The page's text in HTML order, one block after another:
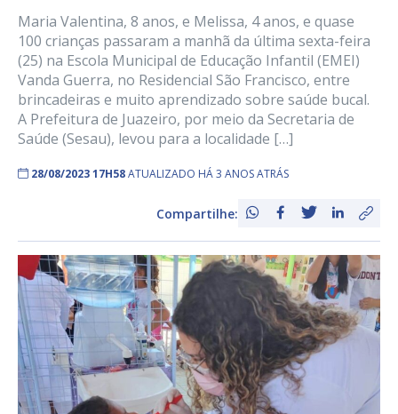
Maria Valentina, 8 anos, e Melissa, 4 anos, e quase
100 crianças passaram a manhã da última sexta-feira
(25) na Escola Municipal de Educação Infantil (EMEI)
Vanda Guerra, no Residencial São Francisco, entre
brincadeiras e muito aprendizado sobre saúde bucal.
A Prefeitura de Juazeiro, por meio da Secretaria de
Saúde (Sesau), levou para a localidade […]
28/08/2023 17H58ATUALIZADO HÁ 3 ANOS ATRÁS
Compartilhe: